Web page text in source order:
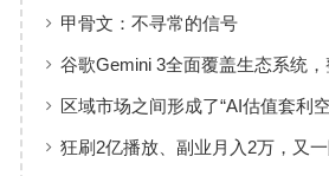
钱就行的
甲骨文：不寻常的信号
谷歌Gemini 3全面覆盖生态系统
区域市场之间形成了“AI估值套利
狂刷2亿播放、副业月入2万，又